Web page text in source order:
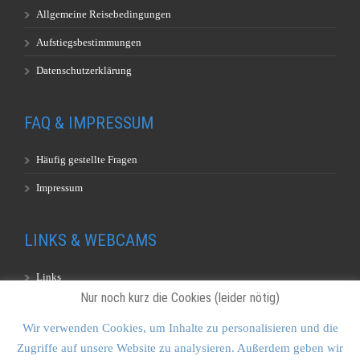
Allgemeine Reisebedingungen
Aufstiegsbestimmungen
Datenschutzerklärung
FAQ & IMPRESSUM
Häufig gestellte Fragen
Impressum
LINKS & WEBCAMS
Links
Nur noch kurz die Cookies (leider nötig)
Wir verwenden Cookies, um Inhalte zu personalisieren und die
Zugriffe auf unsere Website zu analysieren. Außerdem geben wir